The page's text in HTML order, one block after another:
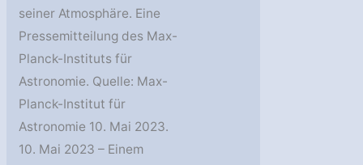
seiner Atmosphäre. Eine
Pressemitteilung des Max-
Planck-Instituts für
Astronomie. Quelle: Max-
Planck-Institut für
Astronomie 10. Mai 2023.
10. Mai 2023 – Einem